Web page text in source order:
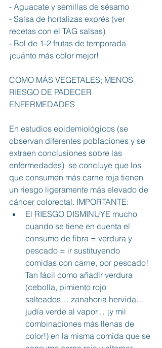
- Aguacate y semillas de sésamo
- Salsa de hortalizas exprés (ver
recetas con el TAG salsas)
- Bol de 1-2 frutas de temporada
¡cuánto más color mejor!
COMO MÁS VEGETALES; MENOS
RIESGO DE PADECER
ENFERMEDADES
En estudios epidemiológicos (se
observan diferentes poblaciones y se
extraen conclusiones sobre las
enfermedades)  se concluye que los
que consumen más carne roja tienen
un riesgo ligeramente más elevado de
cáncer colorectal. IMPORTANTE:
El RIESGO DISMINUYE mucho
cuando se tiene en cuenta el
consumo de fibra = verdura y
pescado = ir sustituyendo
comidas con carne, por pescado!
Tan fácil como añadir verdura
(cebolla, pimiento rojo
salteados… zanahoria hervida…
judía verde al vapor… ¡y mil
combinaciones más llenas de
color!) en la misma comida que se